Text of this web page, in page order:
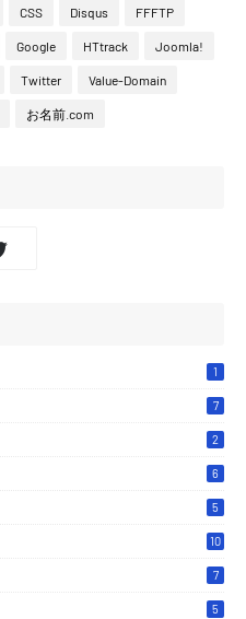
CSS Disqus FFFTP
Google HTtrack Joomla!
Twitter Value-Domain
お名前.com
1
7
2
6
5
10
7
5